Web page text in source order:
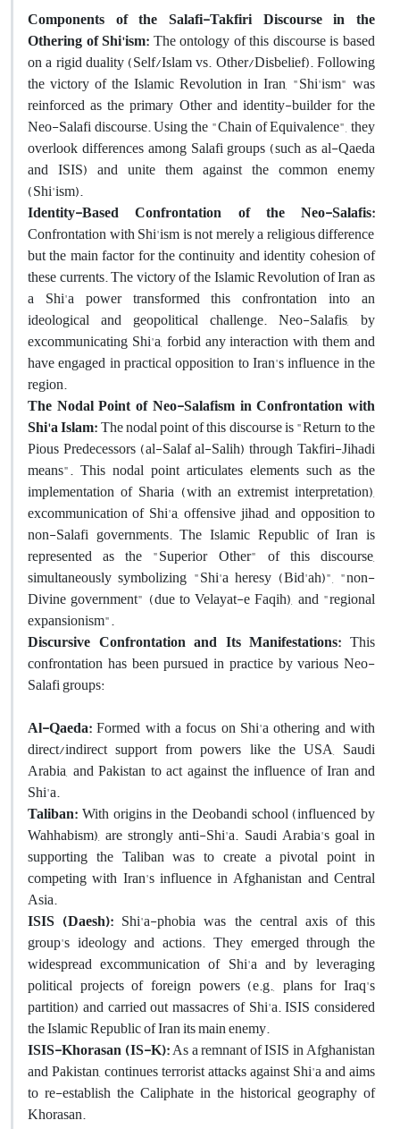
Components of the Salafi-Takfiri Discourse in the
Othering of Shi'ism:The ontology of this discourse is based
on a rigid duality (Self/Islam vs. Other/Disbelief). Following
the victory of the Islamic Revolution in Iran, "Shi'ism" was
reinforced as the primary Other and identity-builder for the
Neo-Salafi discourse. Using the "Chain of Equivalence", they
overlook differences among Salafi groups (such as al-Qaeda
and ISIS) and unite them against the common enemy
(Shi'ism).
Identity-Based Confrontation of the Neo-Salafis:
Confrontation with Shi'ism is not merely a religious difference
but the main factor for the continuity and identity cohesion of
these currents. The victory of the Islamic Revolution of Iran as
a Shi'a power transformed this confrontation into an
ideological and geopolitical challenge. Neo-Salafis, by
excommunicating Shi'a, forbid any interaction with them and
have engaged in practical opposition to Iran's influence in the
region.
The Nodal Point of Neo-Salafism in Confrontation with
Shi'a Islam:The nodal point of this discourse is "Return to the
Pious Predecessors (al-Salaf al-Salih) through Takfiri-Jihadi
means". This nodal point articulates elements such as the
implementation of Sharia (with an extremist interpretation),
excommunication of Shi'a, offensive jihad, and opposition to
non-Salafi governments. The Islamic Republic of Iran is
represented as the "Superior Other" of this discourse,
simultaneously symbolizing "Shi'a heresy (Bid'ah)", "non-
Divine government" (due to Velayat-e Faqih), and "regional
expansionism".
Discursive Confrontation and Its Manifestations: This
confrontation has been pursued in practice by various Neo-
Salafi groups:
Al-Qaeda:Formed with a focus on Shi'a othering and with
direct/indirect support from powers like the USA, Saudi
Arabia, and Pakistan to act against the influence of Iran and
Shi'a.
Taliban:With origins in the Deobandi school (influenced by
Wahhabism), are strongly anti-Shi'a. Saudi Arabia's goal in
supporting the Taliban was to create a pivotal point in
competing with Iran's influence in Afghanistan and Central
Asia.
ISIS (Daesh): Shi'a-phobia was the central axis of this
group's ideology and actions. They emerged through the
widespread excommunication of Shi'a and by leveraging
political projects of foreign powers (e.g., plans for Iraq's
partition) and carried out massacres of Shi'a. ISIS considered
the Islamic Republic of Iran its main enemy.
ISIS-Khorasan (IS-K):As a remnant of ISIS in Afghanistan
and Pakistan, continues terrorist attacks against Shi'a and aims
to re-establish the Caliphate in the historical geography of
Khorasan.